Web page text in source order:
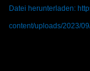
Datei herunterladen:
content/uploads/2023/